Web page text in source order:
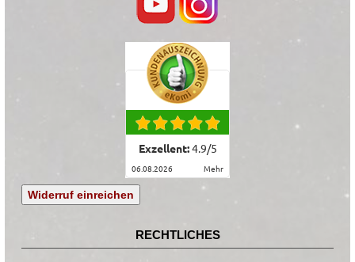
Exzellent:4.9/5
06.08.2026 mehr
Widerruf einreichen
RECHTLICHES